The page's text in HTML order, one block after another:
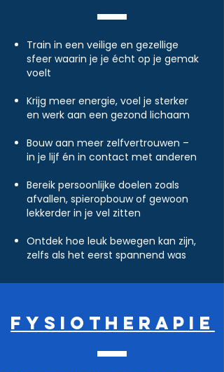
Train in een veilige en gezellige
sfeer waarin je je écht op je gemak
voelt
Krijg meer energie, voel je sterker
en werk aan een gezond lichaam
Bouw aan meer zelfvertrouwen –
in je lijf én in contact met anderen
Bereik persoonlijke doelen zoals
afvallen, spieropbouw of gewoon
lekkerder in je vel zitten
Ontdek hoe leuk bewegen kan zijn,
zelfs als het eerst spannend was
Fysiotherapie